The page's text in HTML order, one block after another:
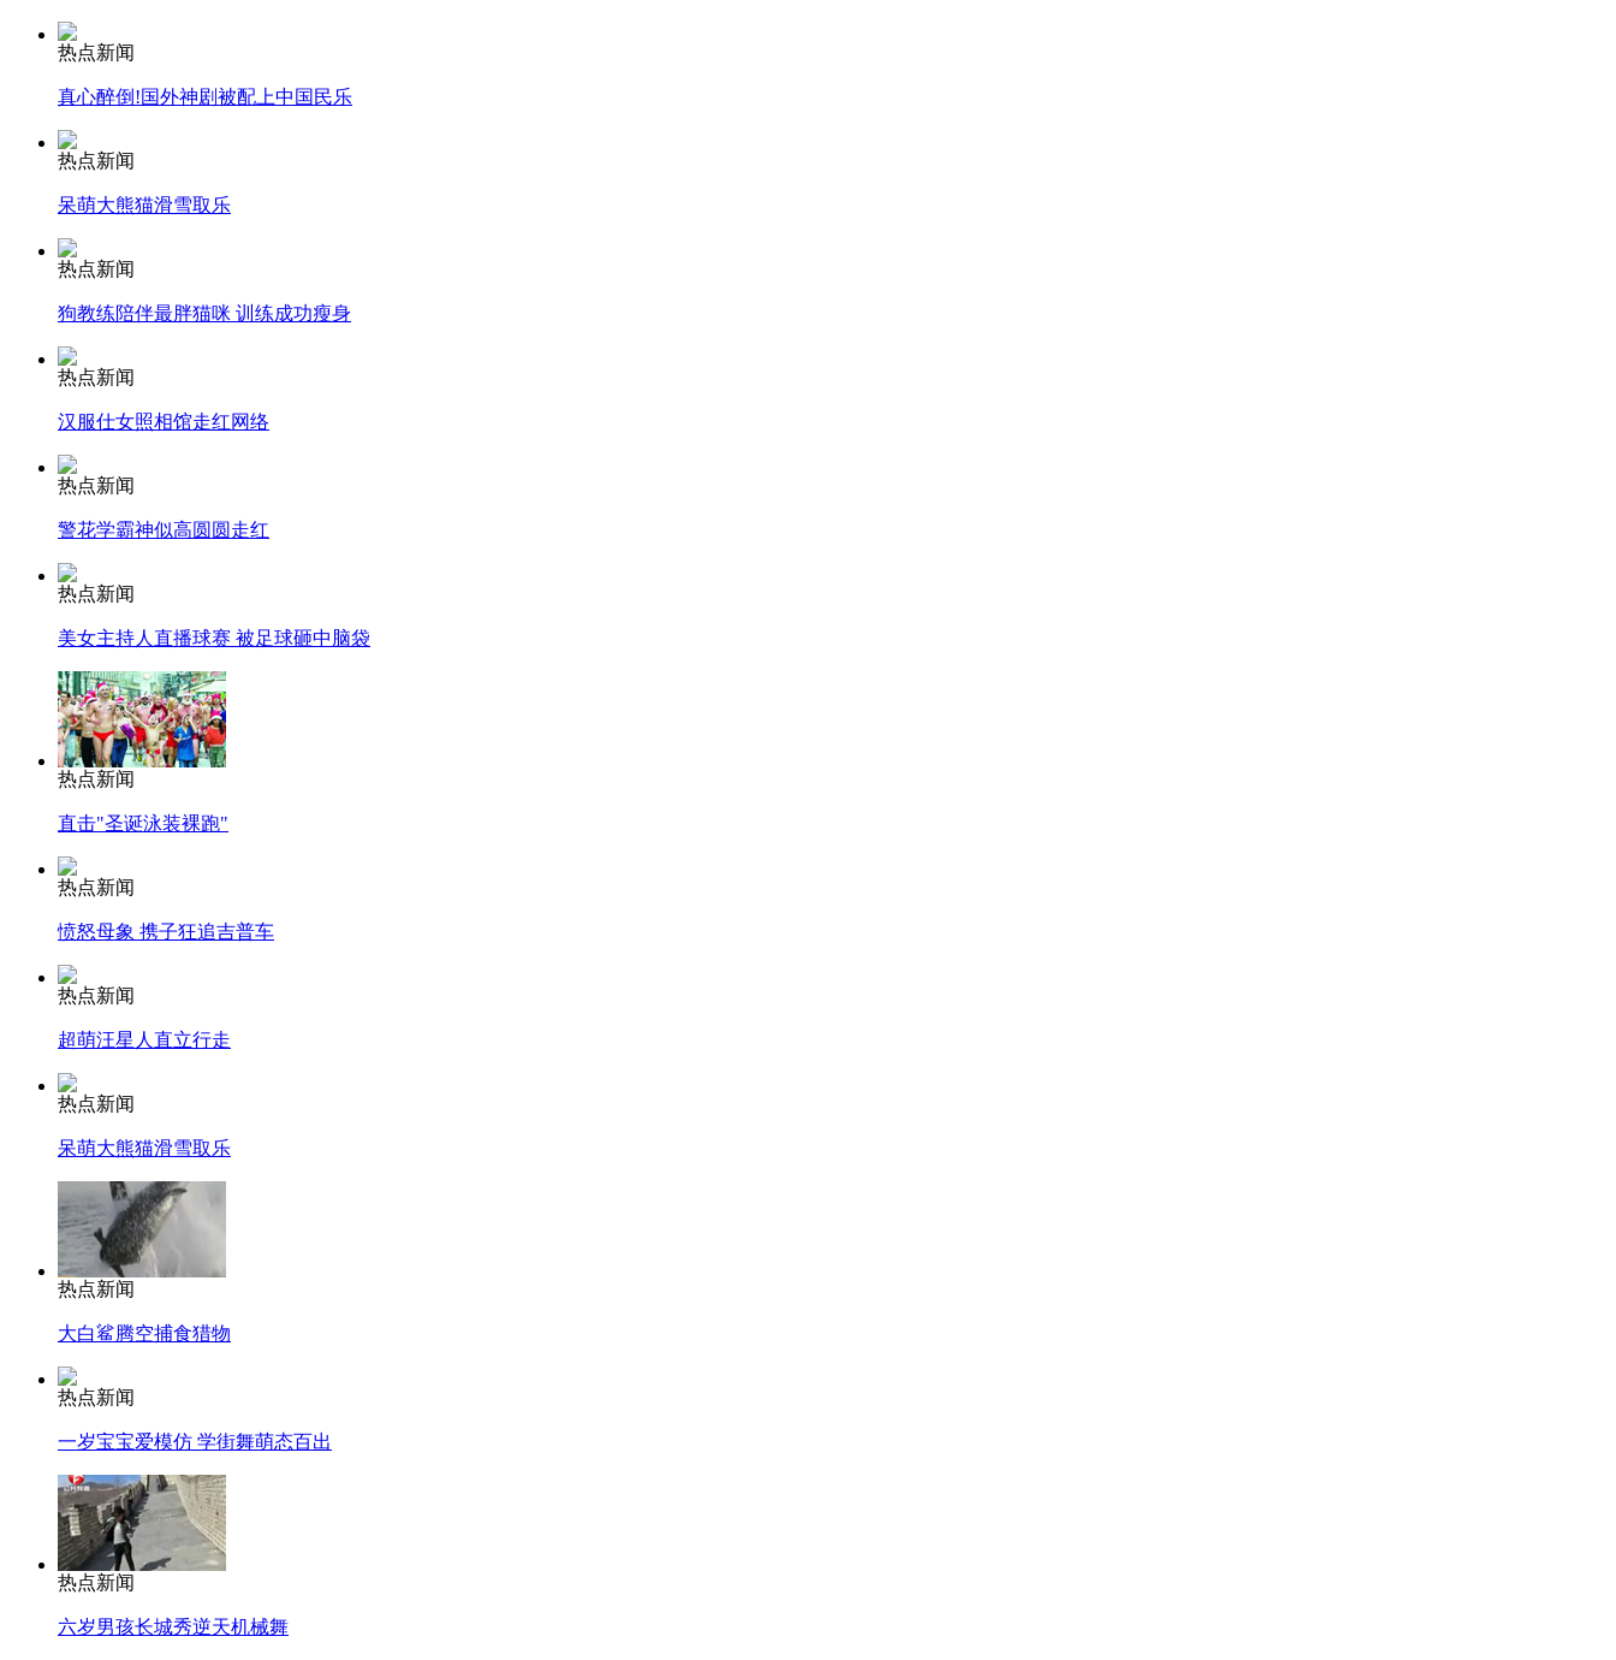
安徽一实载49人客车翻车
走！跟着总书记去植树
消防员救轻生者 花炮节热闹非凡 减压"枕头大战"
纽约上演“枕头大战”
司机酒驾遇交警 急速倒车逃窜
热点新闻
真心醉倒!国外神剧被配上中国民乐
热点新闻
呆萌大熊猫滑雪取乐
热点新闻
狗教练陪伴最胖猫咪 训练成功瘦身
热点新闻
汉服仕女照相馆走红网络
热点新闻
警花学霸神似高圆圆走红
热点新闻
美女主持人直播球赛 被足球砸中脑袋
热点新闻
直击"圣诞泳装裸跑"
热点新闻
愤怒母象 携子狂追吉普车
热点新闻
超萌汪星人直立行走
热点新闻
呆萌大熊猫滑雪取乐
热点新闻
大白鲨腾空捕食猎物
热点新闻
一岁宝宝爱模仿 学街舞萌态百出
热点新闻
六岁男孩长城秀逆天机械舞